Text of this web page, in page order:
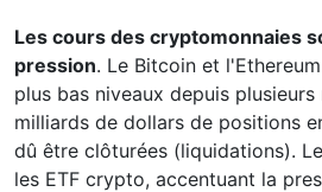
Les cours des cryptomonnaies
pression. Le Bitcoin et
plus bas niveaux depuis plusieurs
milliards de dollars de positions
dû être clôturées (liquidations).
les ETF crypto, accentuant la